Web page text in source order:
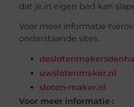
dat je in eigen bed kan
Voor meer informatie
onderstaande sites.
uwslotenmaker.nl
sloten-maker.nl
Voor meer informatie :